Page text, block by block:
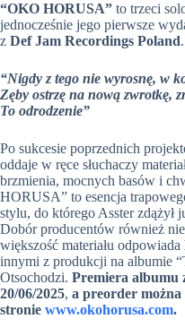
“OKO HORUSA” to trzeci
jednocześnie jego pierwsze
z Def Jam Recordings Poland
“Nigdy z tego nie wyrosnę, w
Zęby ostrzę na nową zwrotkę,
To odrodzenie”
Po sukcesie poprzednich
oddaje w ręce słuchaczy
brzmienia, mocnych basów i
HORUSA” to esencja
stylu, do którego Asster zdążył
Dobór producentów również
większość materiału odpowiada
innymi z produkcji na albumie
Otsochodzi. Premiera albumu
20/06/2025, a preorder można
stronie www.okohorusa.com.